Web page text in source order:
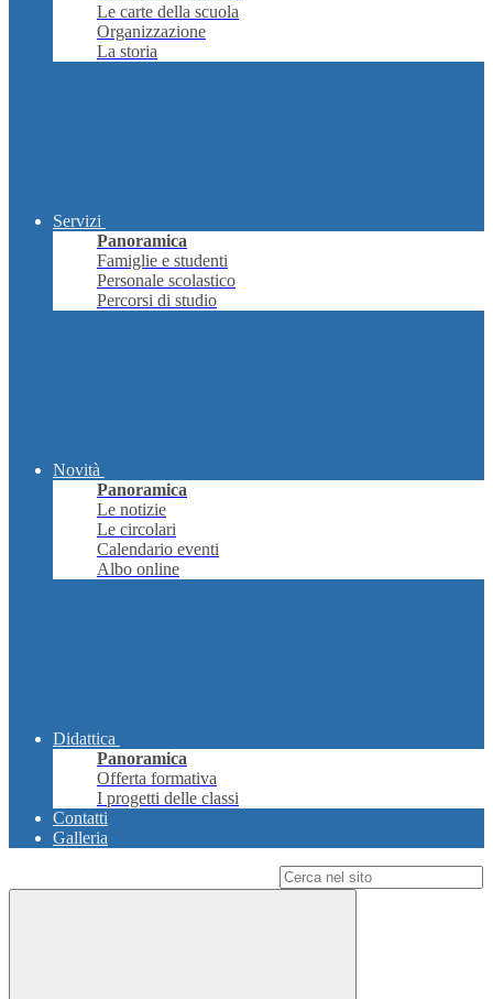
Le carte della scuola
Organizzazione
La storia
Servizi
Panoramica
Famiglie e studenti
Personale scolastico
Percorsi di studio
Novità
Panoramica
Le notizie
Le circolari
Calendario eventi
Albo online
Didattica
Panoramica
Offerta formativa
I progetti delle classi
Contatti
Galleria